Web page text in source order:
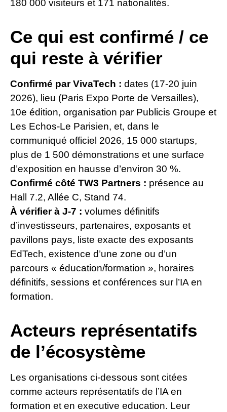
180 000 visiteurs et 171 nationalités.
Ce qui est confirmé / ce
qui reste à vérifier
Confirmé par VivaTech : dates (17-20 juin
2026), lieu (Paris Expo Porte de Versailles),
10e édition, organisation par Publicis Groupe et
Les Echos-Le Parisien, et, dans le
communiqué officiel 2026, 15 000 startups,
plus de 1 500 démonstrations et une surface
d’exposition en hausse d’environ 30 %.
Confirmé côté TW3 Partners : présence au
Hall 7.2, Allée C, Stand 74.
À vérifier à J-7 : volumes définitifs
d’investisseurs, partenaires, exposants et
pavillons pays, liste exacte des exposants
EdTech, existence d’une zone ou d’un
parcours « éducation/formation », horaires
définitifs, sessions et conférences sur l’IA en
formation.
Acteurs représentatifs
de l’écosystème
Les organisations ci-dessous sont citées
comme acteurs représentatifs de l’IA en
formation et en executive education. Leur